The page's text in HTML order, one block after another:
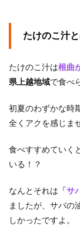
たけのこ汁
たけのこ汁は根曲
県上越地域で食べ
初夏のわずかな時
全くアクを感じま
食べすすめていく
いる！？
なんとそれは 「サ
ましたが、サバの
しかったですよ。